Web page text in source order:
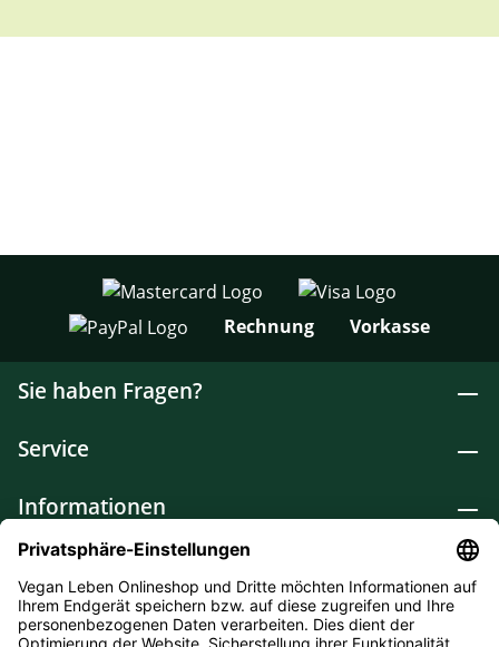
Rechnung Vorkasse
Sie haben Fragen?
Service
Informationen
Lebensmittel
Drogerie